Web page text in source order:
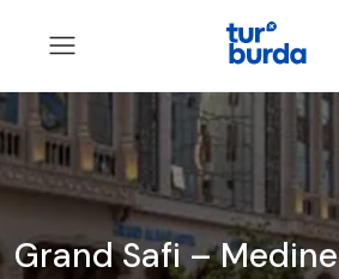
Grand Safi – Medine